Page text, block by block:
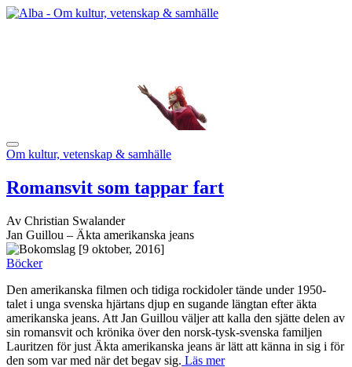
Om kultur, vetenskap & samhälle
Romansvit som tappar fart
Av Christian Swalander
Jan Guillou – Äkta amerikanska jeans
[9 oktober, 2016]
Böcker
Den amerikanska filmen och tidiga rockidoler tände under 1950-
talet i unga svenska hjärtans djup en sugande längtan efter äkta
amerikanska jeans. Att Jan Guillou väljer att kalla den sjätte delen av
sin romansvit och krönika över den norsk-tysk-svenska familjen
Lauritzen för just Äkta amerikanska jeans är lätt att känna in sig i för
den som var med när det begav sig. Läs mer